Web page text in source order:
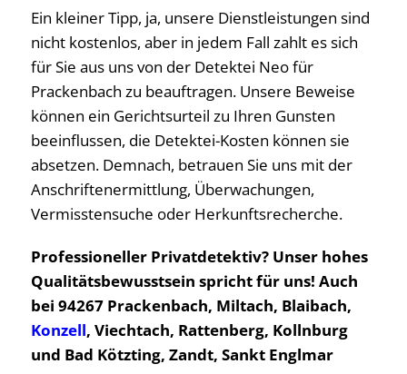
Ein kleiner Tipp, ja, unsere Dienstleistungen sind
nicht kostenlos, aber in jedem Fall zahlt es sich
für Sie aus uns von der Detektei Neo für
Prackenbach zu beauftragen. Unsere Beweise
können ein Gerichtsurteil zu Ihren Gunsten
beeinflussen, die Detektei-Kosten können sie
absetzen. Demnach, betrauen Sie uns mit der
Anschriftenermittlung, Überwachungen,
Vermisstensuche oder Herkunftsrecherche.
Professioneller Privatdetektiv? Unser hohes
Qualitätsbewusstsein spricht für uns! Auch
bei 94267 Prackenbach, Miltach, Blaibach,
Konzell, Viechtach, Rattenberg, Kollnburg
und Bad Kötzting, Zandt, Sankt Englmar